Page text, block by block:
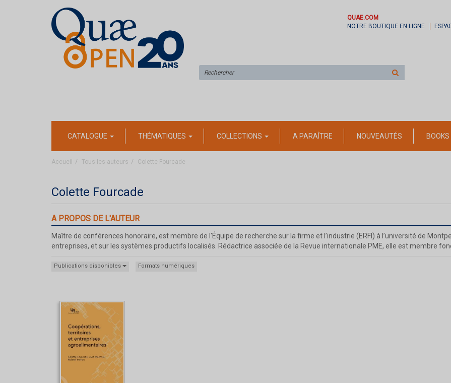
QUAE.COM
NOTRE BOUTIQUE EN LIGNE
sur
CATALOGUE THÉMATIQUES COLLECTIONS A PARAÎTRE NOUVEAUTÉS BOOKS
Accueil Tous les auteurs Colette Fourcade
Colette Fourcade
A PROPOS DE L'AUTEUR
Maître de conférences honoraire, est membre de l'Équipe de recherche sur la firme et l’industrie (ERFI) à l’université de
entreprises, et sur les systèmes productifs localisés. Rédactrice associée de la Revue internationale PME, elle est membre
Publications disponibles Formats numériques